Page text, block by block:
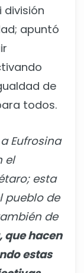
división
apuntó
de
todos.
Eufrosina
el
esta
pueblo de
de
que hacen
estas